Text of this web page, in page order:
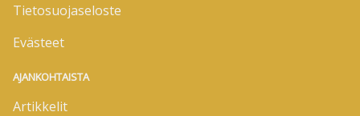
Tietosuojaseloste
Evästeet
AJANKOHTAISTA
Artikkelit